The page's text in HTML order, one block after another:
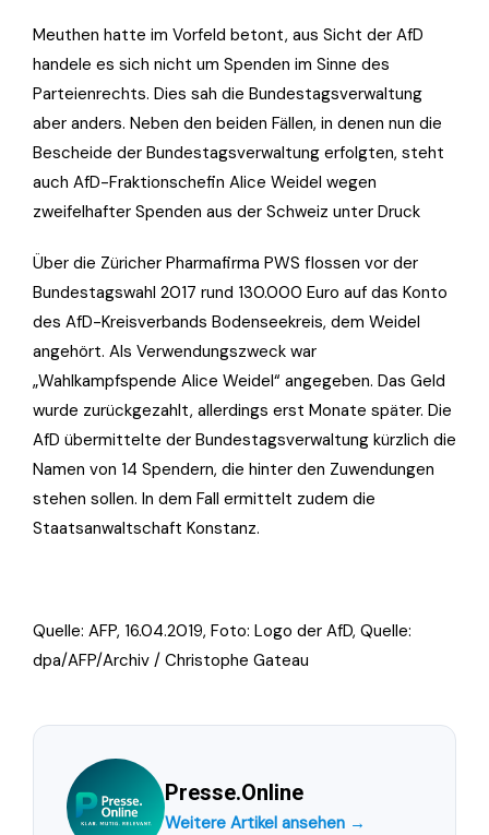
Meuthen hatte im Vorfeld betont, aus Sicht der AfD
handele es sich nicht um Spenden im Sinne des
Parteienrechts. Dies sah die Bundestagsverwaltung
aber anders. Neben den beiden Fällen, in denen nun die
Bescheide der Bundestagsverwaltung erfolgten, steht
auch AfD-Fraktionschefin Alice Weidel wegen
zweifelhafter Spenden aus der Schweiz unter Druck
Über die Züricher Pharmafirma PWS flossen vor der
Bundestagswahl 2017 rund 130.000 Euro auf das Konto
des AfD-Kreisverbands Bodenseekreis, dem Weidel
angehört. Als Verwendungszweck war
„Wahlkampfspende Alice Weidel“ angegeben. Das Geld
wurde zurückgezahlt, allerdings erst Monate später. Die
AfD übermittelte der Bundestagsverwaltung kürzlich die
Namen von 14 Spendern, die hinter den Zuwendungen
stehen sollen. In dem Fall ermittelt zudem die
Staatsanwaltschaft Konstanz.
Quelle: AFP, 16.04.2019, Foto: Logo der AfD, Quelle:
dpa/AFP/Archiv / Christophe Gateau
Presse.Online
Weitere Artikel ansehen →